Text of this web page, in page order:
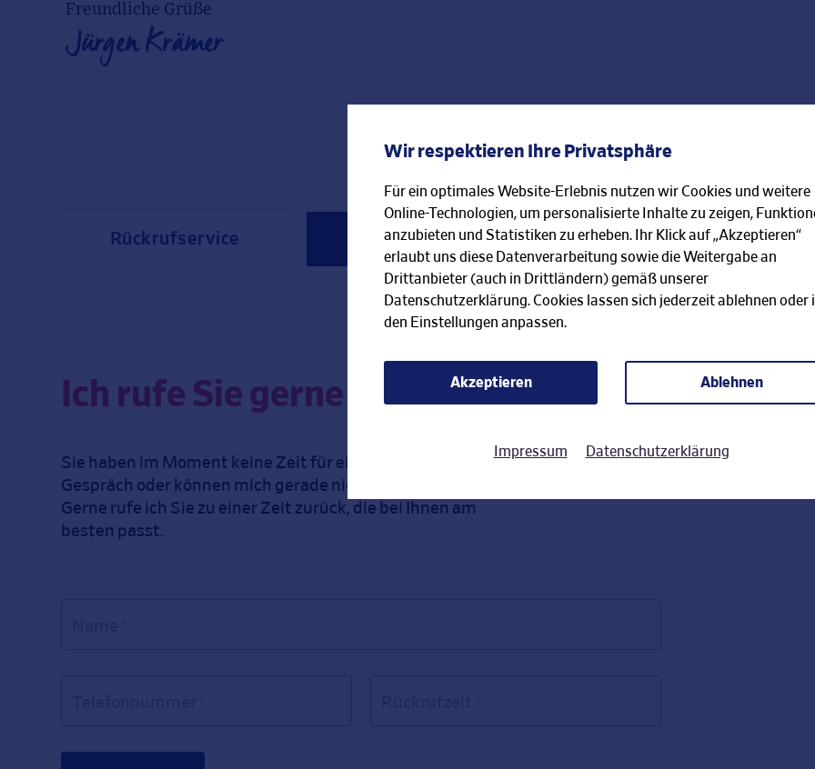
Freundliche Grüße
Jürgen Krämer
Rückrufservice Kontaktformular Berater finden
Ich rufe Sie gerne zurück!
Sie haben im Moment keine Zeit für ein persönliches
Gespräch oder können mich gerade nicht erreichen?
Gerne rufe ich Sie zu einer Zeit zurück, die bei Ihnen am
besten passt.
Wir respektieren Ihre Privatsphäre
Für ein optimales Website-Erlebnis nutzen wir Cookies und weitere
Online-Technologien, um personalisierte Inhalte zu zeigen,
anzubieten und Statistiken zu erheben. Ihr Klick auf „Akzeptieren“
erlaubt uns diese Datenverarbeitung sowie die Weitergabe an
Drittanbieter (auch in Drittländern) gemäß unserer
Datenschutzerklärung. Cookies lassen sich jederzeit ablehnen oder
den Einstellungen anpassen.
Akzeptieren Ablehnen
Impressum Datenschutzerklärung